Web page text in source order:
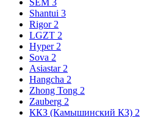
SEM 3
Shantui 3
Rigor 2
LGZT 2
Hyper 2
Sova 2
Asiastar 2
Hangcha 2
Zhong Tong 2
Zauberg 2
ККЗ (Камышинский КЗ) 2